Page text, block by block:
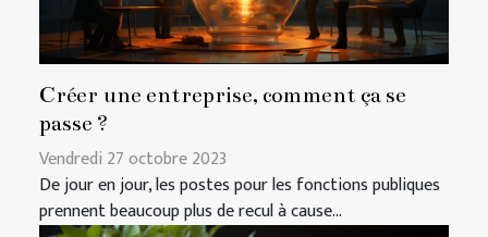
Créer une entreprise, comment ça se
passe ?
Vendredi 27 octobre 2023
De jour en jour, les postes pour les fonctions publiques
prennent beaucoup plus de recul à cause...